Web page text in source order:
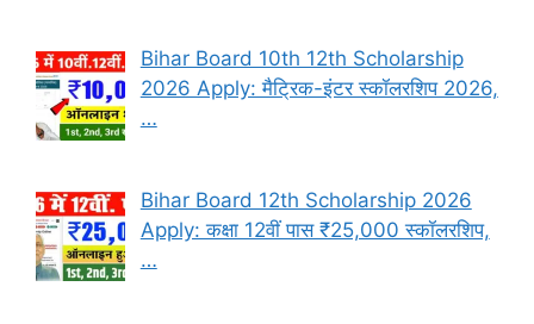
Bihar Board 10th 12th Scholarship
2026 Apply: मैट्रिक-इंटर स्कॉलरशिप 2026,
…
Bihar Board 12th Scholarship 2026
Apply: कक्षा 12वीं पास ₹25,000 स्कॉलरशिप,
…